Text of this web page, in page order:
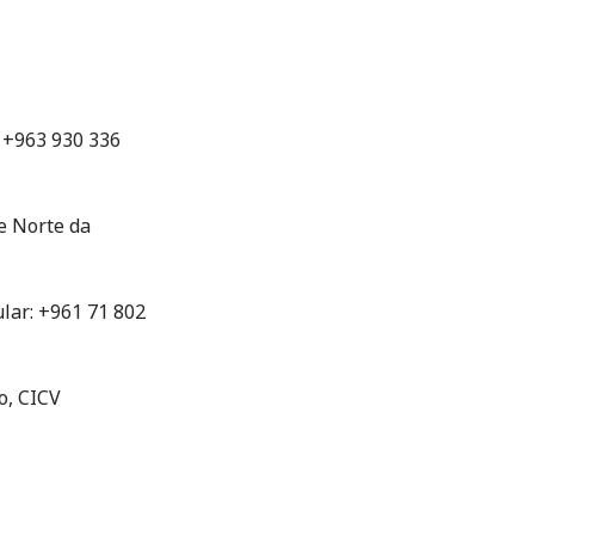
930 336
Norte da
+961 71 802
CICV